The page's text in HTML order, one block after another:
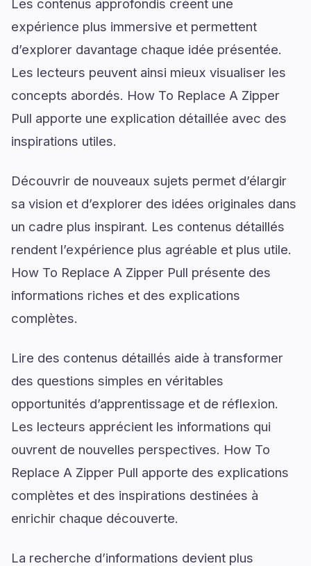
Les contenus approfondis créent une
expérience plus immersive et permettent
d’explorer davantage chaque idée présentée.
Les lecteurs peuvent ainsi mieux visualiser les
concepts abordés. How To Replace A Zipper
Pull apporte une explication détaillée avec des
inspirations utiles.
Découvrir de nouveaux sujets permet d’élargir
sa vision et d’explorer des idées originales dans
un cadre plus inspirant. Les contenus détaillés
rendent l’expérience plus agréable et plus utile.
How To Replace A Zipper Pull présente des
informations riches et des explications
complètes.
Lire des contenus détaillés aide à transformer
des questions simples en véritables
opportunités d’apprentissage et de réflexion.
Les lecteurs apprécient les informations qui
ouvrent de nouvelles perspectives. How To
Replace A Zipper Pull apporte des explications
complètes et des inspirations destinées à
enrichir chaque découverte.
La recherche d’informations devient plus